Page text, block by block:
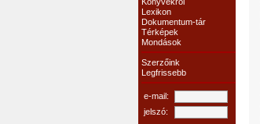
Lexikon
Dokumentum-tár
Térképek
Mondások
Szerzőink
Legfrissebb
e-mail:
jelszó: